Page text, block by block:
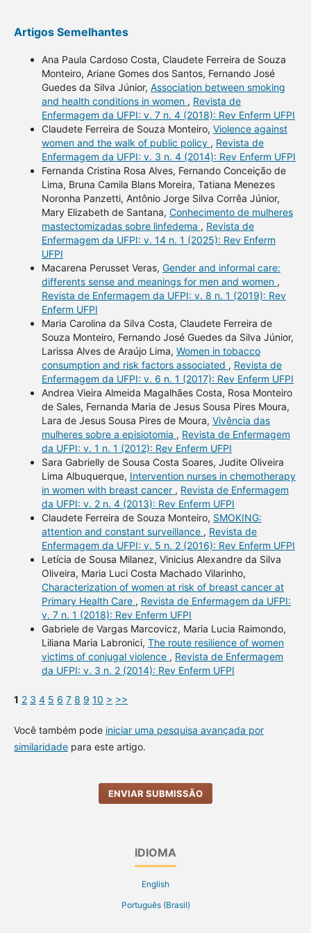
Artigos Semelhantes
Ana Paula Cardoso Costa, Claudete Ferreira de Souza
Monteiro, Ariane Gomes dos Santos, Fernando José
Guedes da Silva Júnior, Association between smoking
and health conditions in women , Revista de
Enfermagem da UFPI: v. 7 n. 4 (2018): Rev Enferm UFPI
Claudete Ferreira de Souza Monteiro, Violence against
women and the walk of public policy , Revista de
Enfermagem da UFPI: v. 3 n. 4 (2014): Rev Enferm UFPI
Fernanda Cristina Rosa Alves, Fernando Conceição de
Lima, Bruna Camila Blans Moreira, Tatiana Menezes
Noronha Panzetti, Antônio Jorge Silva Corrêa Júnior,
Mary Elizabeth de Santana, Conhecimento de mulheres
mastectomizadas sobre linfedema , Revista de
Enfermagem da UFPI: v. 14 n. 1 (2025): Rev Enferm
UFPI
Macarena Perusset Veras, Gender and informal care:
differents sense and meanings for men and women ,
Revista de Enfermagem da UFPI: v. 8 n. 1 (2019): Rev
Enferm UFPI
Maria Carolina da Silva Costa, Claudete Ferreira de
Souza Monteiro, Fernando José Guedes da Silva Júnior,
Larissa Alves de Araújo Lima, Women in tobacco
consumption and risk factors associated , Revista de
Enfermagem da UFPI: v. 6 n. 1 (2017): Rev Enferm UFPI
Andrea Vieira Almeida Magalhães Costa, Rosa Monteiro
de Sales, Fernanda Maria de Jesus Sousa Pires Moura,
Lara de Jesus Sousa Pires de Moura, Vivência das
mulheres sobre a episiotomia , Revista de Enfermagem
da UFPI: v. 1 n. 1 (2012): Rev Enferm UFPI
Sara Gabrielly de Sousa Costa Soares, Judite Oliveira
Lima Albuquerque, Intervention nurses in chemotherapy
in women with breast cancer , Revista de Enfermagem
da UFPI: v. 2 n. 4 (2013): Rev Enferm UFPI
Claudete Ferreira de Souza Monteiro, SMOKING:
attention and constant surveillance , Revista de
Enfermagem da UFPI: v. 5 n. 2 (2016): Rev Enferm UFPI
Letícia de Sousa Milanez, Vinicius Alexandre da Silva
Oliveira, Maria Luci Costa Machado Vilarinho,
Characterization of women at risk of breast cancer at
Primary Health Care , Revista de Enfermagem da UFPI:
v. 7 n. 1 (2018): Rev Enferm UFPI
Gabriele de Vargas Marcovicz, Maria Lucia Raimondo,
Liliana Maria Labronici, The route resilience of women
victims of conjugal violence , Revista de Enfermagem
da UFPI: v. 3 n. 2 (2014): Rev Enferm UFPI
1 2 3 4 5 6 7 8 9 10 > >>
Você também pode iniciar uma pesquisa avançada por
similaridadepara este artigo.
ENVIAR SUBMISSÃO
IDIOMA
English
Português (Brasil)